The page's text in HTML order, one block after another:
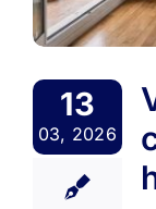
13
03, 2026